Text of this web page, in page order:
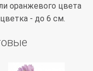
оранжевого цвета
- до 6 см.